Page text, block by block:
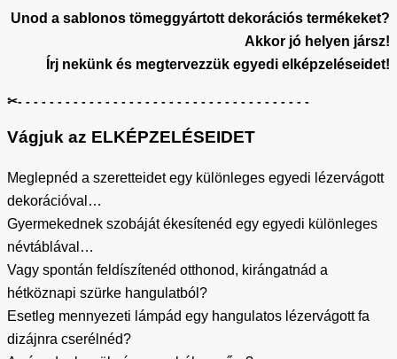
Unod a sablonos tömeggyártott dekorációs termékeket?
Akkor jó helyen jársz!
Írj nekünk és megtervezzük egyedi elképzeléseidet!
✂- - - - - - - - - - - - - - - - - - - - - - - - - - - - - - - - - - - - -
Vágjuk az ELKÉPZELÉSEIDET
Meglepnéd a szeretteidet egy különleges egyedi lézervágott
dekorációval…
Gyermekednek szobáját ékesítenéd egy egyedi különleges
névtáblával…
Vagy spontán feldíszítenéd otthonod, kirángatnád a
hétköznapi szürke hangulatból?
Esetleg mennyezeti lámpád egy hangulatos lézervágott fa
dizájnra cserélnéd?